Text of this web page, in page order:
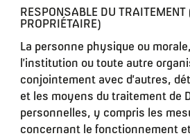
RESPONSABLE DU TRAITEMENT
PROPRIÉTAIRE)
La personne physique ou
l’institution ou toute autre
conjointement avec d’autres,
et les moyens du traitement de
personnelles, y compris les
concernant le fonctionnement